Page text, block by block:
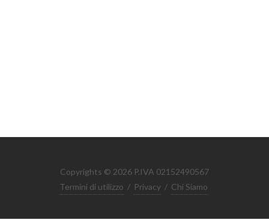
Copyrights © 2026 P.IVA 02152490567
Termini di utilizzo / Privacy / Chi Siamo